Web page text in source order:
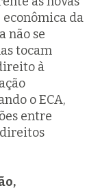
da
não se
tocam
à
o ECA,
entre